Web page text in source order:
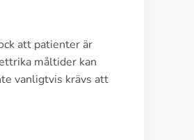
att patienter är
måltider kan
vanligtvis krävs att